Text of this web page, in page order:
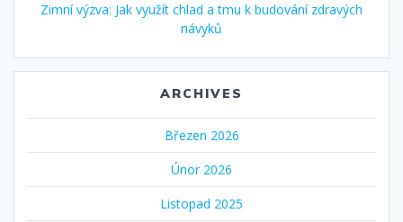
Zimní výzva: Jak využít chlad a tmu k budování zdravých
návyků
ARCHIVES
Březen 2026
Únor 2026
Listopad 2025